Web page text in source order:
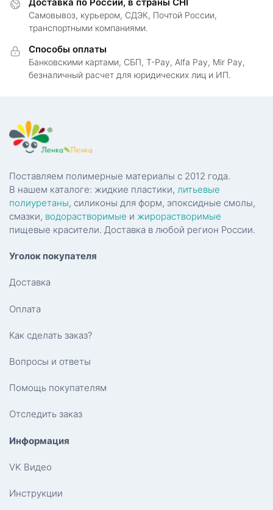
Самовывоз, курьером, СДЭК, Почтой России,
транспортными компаниями.
Способы оплаты
Банковскими картами, СБП, T-Pay, Alfa Pay, Mir Pay,
безналичный расчет для юридических лиц и ИП.
Поставляем полимерные материалы с 2012 года.
В нашем каталоге: жидкие пластики, литьевые
полиуретаны, силиконы для форм, эпоксидные смолы,
смазки, водорастворимые и жирорастворимые
пищевые красители. Доставка в любой регион России.
Уголок покупателя
Доставка
Оплата
Как сделать заказ?
Вопросы и ответы
Помощь покупателям
Отследить заказ
Информация
VK Видео
Инструкции